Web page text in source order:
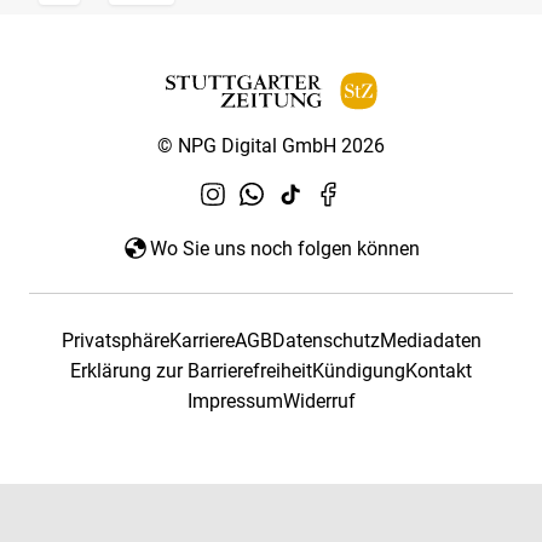
© NPG Digital GmbH 2026
Wo Sie uns noch folgen können
PrivatsphäreKarriereAGBDatenschutzMediadaten
Erklärung zur BarrierefreiheitKündigungKontakt
ImpressumWiderruf